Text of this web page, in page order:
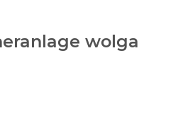
wolga